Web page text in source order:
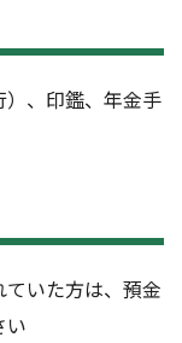
、印鑑、年金手
いた方は、預金
い